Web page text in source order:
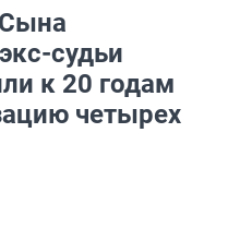
судьи
к 20 годам
четырех